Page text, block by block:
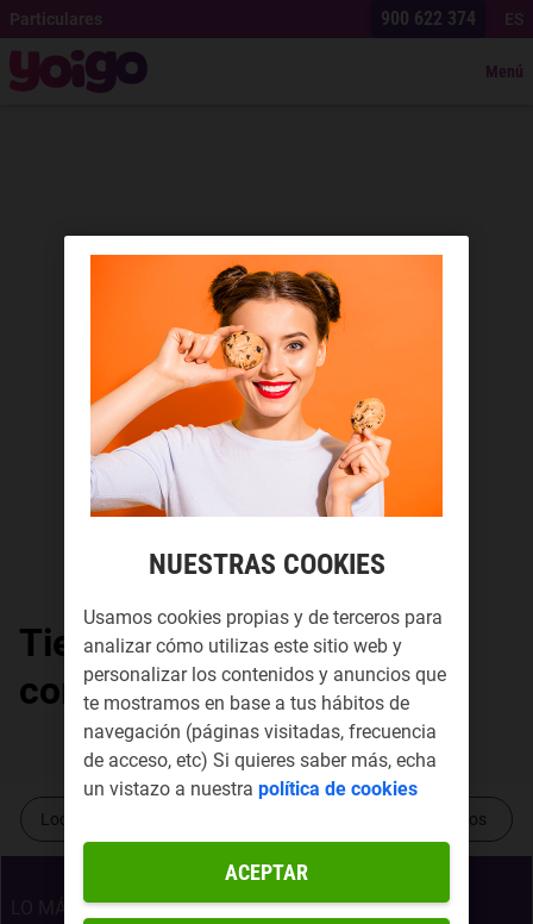
Particulares 900 622 374 ES
Menú
Tiendas Yoigo por
comunidad autónoma
Localiza tu tienda más cercana Contacta con nosotros
LO MÁS BUSCADO
NUESTRAS COOKIES
Usamos cookies propias y de terceros para
analizar cómo utilizas este sitio web y
personalizar los contenidos y anuncios que
te mostramos en base a tus hábitos de
navegación (páginas visitadas, frecuencia
de acceso, etc) Si quieres saber más, echa
un vistazo a nuestra política de cookies
ACEPTAR